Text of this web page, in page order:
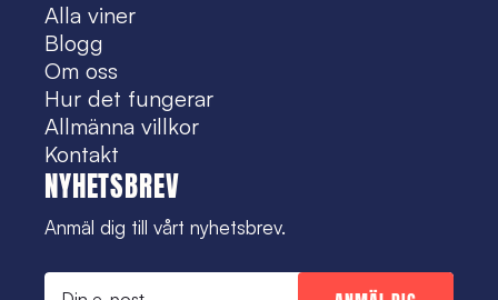
Alla viner
Blogg
Om oss
Hur det fungerar
Allmänna villkor
Kontakt
NYHETSBREV
Anmäl dig till vårt nyhetsbrev.